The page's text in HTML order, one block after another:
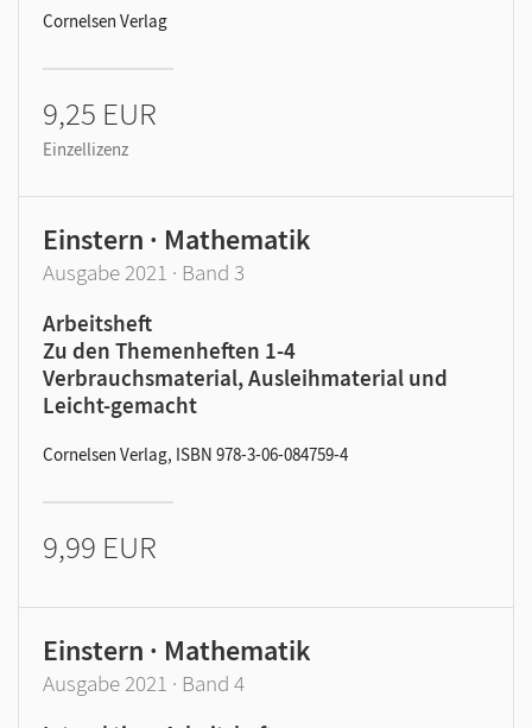
Cornelsen Verlag
9,25 EUR
Einzellizenz
Einstern · Mathematik
Ausgabe 2021 · Band 3
Arbeitsheft
Zu den Themenheften 1-4
Verbrauchsmaterial, Ausleihmaterial und
Leicht-gemacht
Cornelsen Verlag, ISBN 978-3-06-084759-4
9,99 EUR
Einstern · Mathematik
Ausgabe 2021 · Band 4